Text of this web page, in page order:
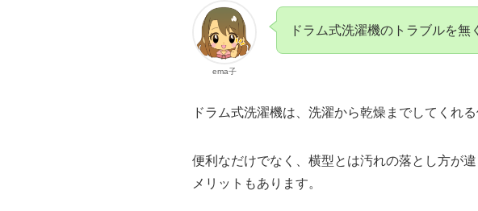
ema子
ドラム式洗濯機のトラブルを無
ドラム式洗濯機は、洗濯から乾燥までしてくれる
便利なだけでなく、横型とは汚れの落とし方が
メリットもあります。